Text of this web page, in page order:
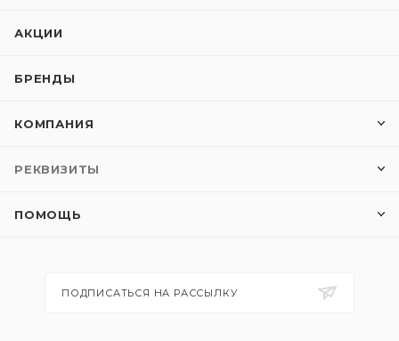
АКЦИИ
БРЕНДЫ
КОМПАНИЯ
РЕКВИЗИТЫ
ПОМОЩЬ
ПОДПИСАТЬСЯ НА РАССЫЛКУ